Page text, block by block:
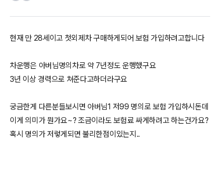
현재 만 28세이고 첫외제차 구매하게되어 보험 가입하려고합니다
차운행은 아버님명의차로 약 7년정도 운행했구요
3년 이상 경력으로 쳐준다고하더라구요
궁금한게 다른분들보시면 아버님1 저99 명의로 보험 가입하시돈데
이게 의미가 뭔가요~? 조금이라도 보험료 싸게하려고 하는건가요?
혹시 명의가 저렇게되면 불리한점이있는지..